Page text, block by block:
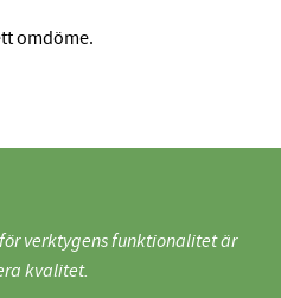
omdöme.
verktygens funktionalitet är
kvalitet.